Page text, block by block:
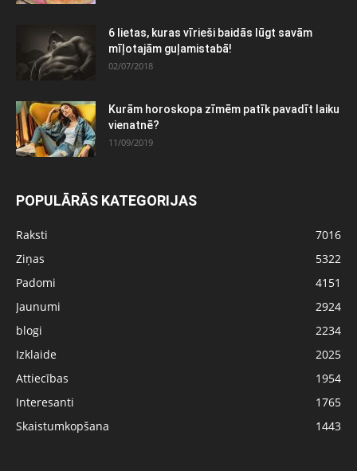
6 lietas, kuras vīrieši baidās lūgt savām
mīļotajām guļamistabā!
02/07/2018
Kurām horoskopa zīmēm patīk pavadīt laiku
vienatnē?
11/09/2019
POPULĀRĀS KATEGORIJAS
Raksti
7016
Ziņas
5322
Padomi
4151
Jaunumi
2924
blogi
2234
Izklaide
2025
Attiecības
1954
Interesanti
1765
Skaistumkopšana
1443